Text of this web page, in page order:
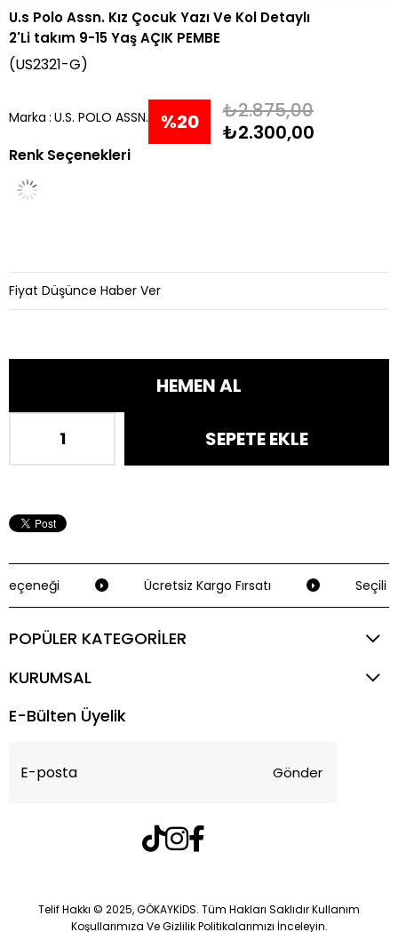
U.s Polo Assn. Kız Çocuk Yazı Ve Kol Detaylı
2'Li takım 9-15 Yaş AÇIK PEMBE
(US2321-G)
Marka : U.S. POLO ASSN. %20
₺2.875,00
₺2.300,00
Renk Seçenekleri
Fiyat Düşünce Haber Ver
Ücretsiz Kargo Fırsatı Seçili
POPÜLER KATEGORİLER
KURUMSAL
E-Bülten Üyelik
Gönder
Telif Hakkı © 2025, GÖKAYKİDS. Tüm Hakları Saklıdır Kullanım
Koşullarımıza Ve Gizlilik Politikalarımızı İnceleyin.